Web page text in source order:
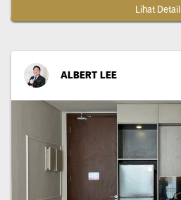
Lihat Detail
ALBERT LEE